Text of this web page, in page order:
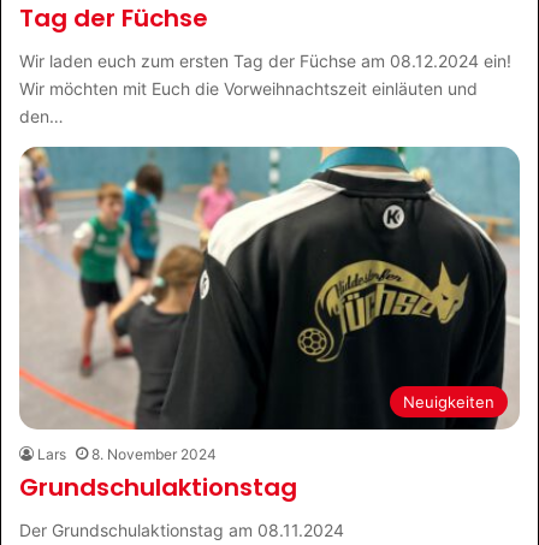
Tag der Füchse
Wir laden euch zum ersten Tag der Füchse am 08.12.2024 ein!
Wir möchten mit Euch die Vorweihnachtszeit einläuten und
den…
Neuigkeiten
Lars 8. November 2024
Grundschulaktionstag
Der Grundschulaktionstag am 08.11.2024